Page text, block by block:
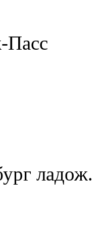
Пасс
ладож.